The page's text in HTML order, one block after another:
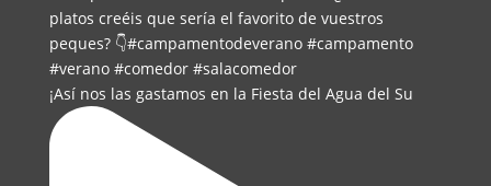
¡Así nos las gastamos en la Fiesta del Agua del Su